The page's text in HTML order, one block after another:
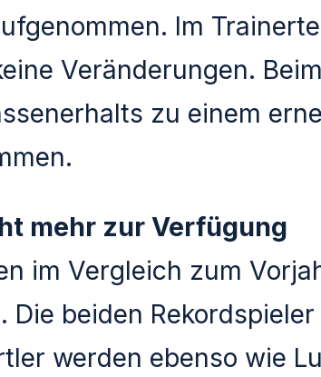
Im
Veränderungen.
zu einem
mehr zur Verfügung
im Vergleich zum
beiden Rekordspieler
werden ebenso wie